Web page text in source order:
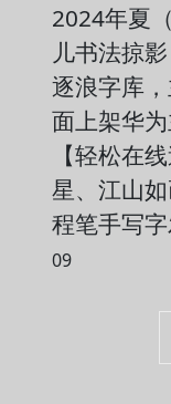
2024年夏
儿书法掠影
逐浪字库
面上架华
【轻松在
星、江山
程笔手写
09